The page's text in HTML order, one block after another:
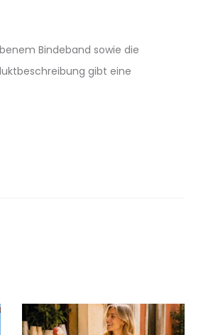
Bindeband sowie die
gibt eine